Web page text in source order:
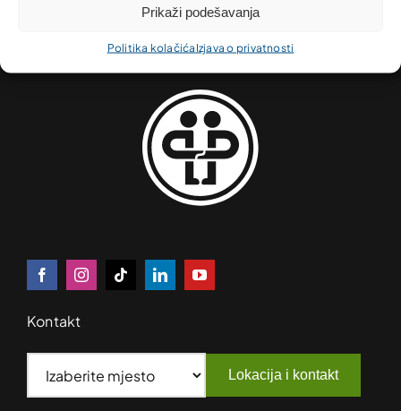
Prikaži podešavanja
Politika kolačića Izjava o privatnosti
Kontakt
Lokacija i kontakt